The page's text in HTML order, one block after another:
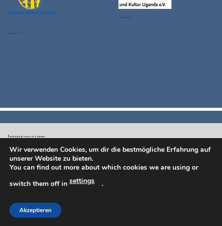
Impressum -
Datenschutzrichtlinien
Copyright 2026 ©
Wir verwenden Cookies, um dir die bestmögliche Erfahrung auf
unserer Website zu bieten.
You can find out more about which cookies we are using or
switch them off in settings .
Akzeptieren